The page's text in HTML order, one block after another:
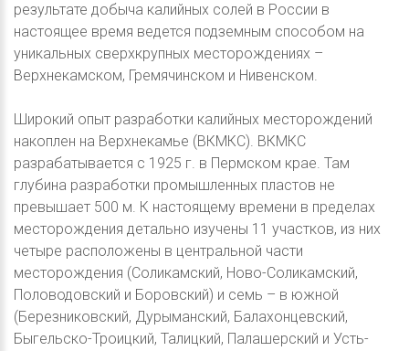
результате добыча калийных солей в России в
настоящее время ведется подземным способом на
уникальных сверхкрупных месторождениях –
Верхнекамском, Гремячинском и Нивенском.
Широкий опыт разработки калийных месторождений
накоплен на Верхнекамье (ВКМКС). ВКМКС
разрабатывается с 1925 г. в Пермском крае. Там
глубина разработки промышленных пластов не
превышает 500 м. К настоящему времени в пределах
месторождения детально изучены 11 участков, из них
четыре расположены в центральной части
месторождения (Соликамский, Ново-Соликамский,
Половодовский и Боровский) и семь – в южной
(Березниковский, Дурыманский, Балахонцевский,
Быгельско-Троицкий, Талицкий, Палашерский и Усть-